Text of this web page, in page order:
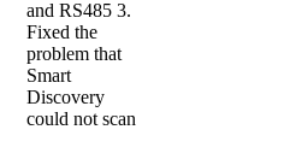
and RS485 3.
Fixed the
problem that
Smart
Discovery
could not scan